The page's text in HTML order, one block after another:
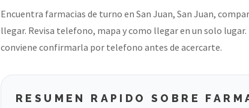
Encuentra farmacias de turno en San Juan, San Juan,
llegar. Revisa telefono, mapa y como llegar en un solo
conviene confirmarla por telefono antes de acercarte.
RESUMEN RAPIDO SOBRE